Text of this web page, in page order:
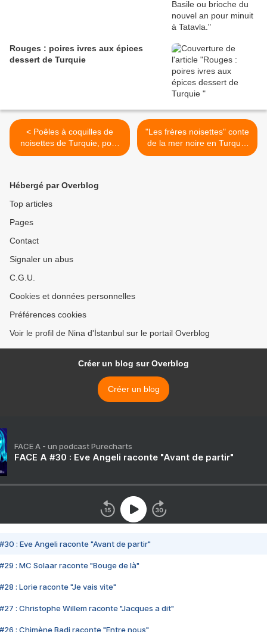
Rouges : poires ivres aux épices
dessert de Turquie
< Poêles à coquilles de
noisettes de Turquie, pour
se réchauffer les menottes
"Les frères noisettes" conte
de la mer noire en Turquie
>
Hébergé par Overblog
Top articles
Pages
Contact
Signaler un abus
C.G.U.
Cookies et données personnelles
Préférences cookies
Voir le profil de Nina d'İstanbul sur le portail Overblog
Créer un blog sur Overblog
Créer un blog
FACE A - un podcast Purecharts
FACE A #30 : Eve Angeli raconte "Avant de partir"
#30 : Eve Angeli raconte "Avant de partir"
#29 : MC Solaar raconte "Bouge de là"
#28 : Lorie raconte "Je vais vite"
#27 : Christophe Willem raconte "Jacques a dit"
#26 : Chimène Badi raconte "Entre nous"